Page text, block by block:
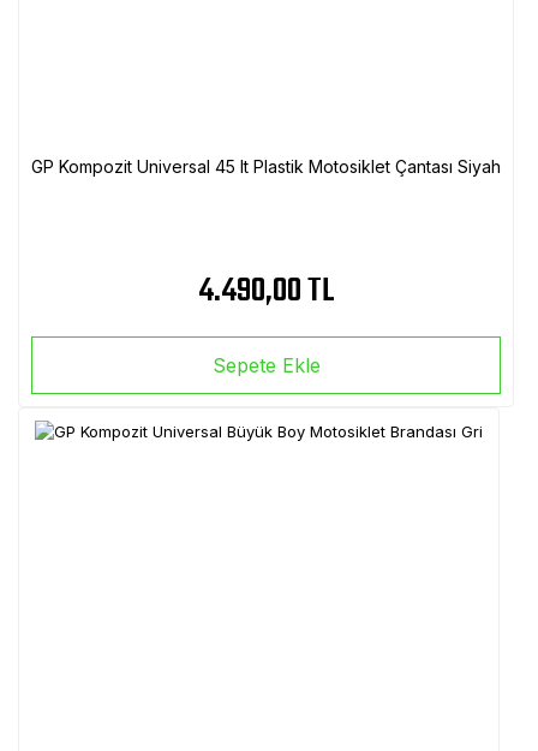
GP Kompozit Universal 45 lt Plastik Motosiklet Çantası Siyah
4.490,00 TL
Sepete Ekle